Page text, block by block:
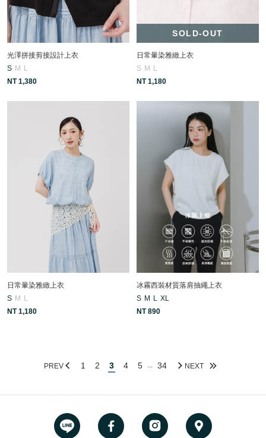
光澤拼接剪接設計上衣
S M
L
NT 1,380
SOLD-OUT
日常暈染雅緻上衣
S M
L
NT 1,180
日常暈染雅緻上衣
S M L
NT 1,180
冰霧西裝材質落肩抽繩上衣
S M L XL
NT 890
PREV 1 2 3 4 5 ... 34 NEXT